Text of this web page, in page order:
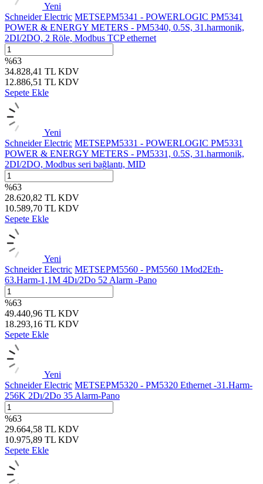
Yeni
Schneider Electric METSEPM5341 - POWERLOGIC PM5341
POWER & ENERGY METERS - PM5340, 0.5S, 31.harmonik,
2DI/2DO, 2 Röle, Modbus TCP ethernet
%63
34.828,41 TL KDV
12.886,51 TL KDV
Sepete Ekle
Yeni
Schneider Electric METSEPM5331 - POWERLOGIC PM5331
POWER & ENERGY METERS - PM5331, 0.5S, 31.harmonik,
2DI/2DO, Modbus seri bağlantı, MID
%63
28.620,82 TL KDV
10.589,70 TL KDV
Sepete Ekle
Yeni
Schneider Electric METSEPM5560 - PM5560 1Mod2Eth-
63.Harm-1,1M 4Dı/2Do 52 Alarm -Pano
%63
49.440,96 TL KDV
18.293,16 TL KDV
Sepete Ekle
Yeni
Schneider Electric METSEPM5320 - PM5320 Ethernet -31.Harm-
256K 2Dı/2Do 35 Alarm-Pano
%63
29.664,58 TL KDV
10.975,89 TL KDV
Sepete Ekle